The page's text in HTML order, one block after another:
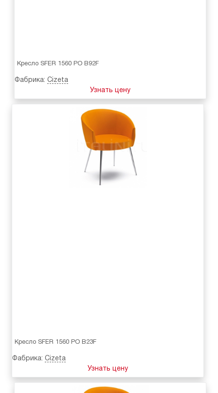
Кресло SFER 1560 PO B92F
Фабрика: Cizeta
Узнать цену
Кресло SFER 1560 PO B23F
Фабрика: Cizeta
Узнать цену